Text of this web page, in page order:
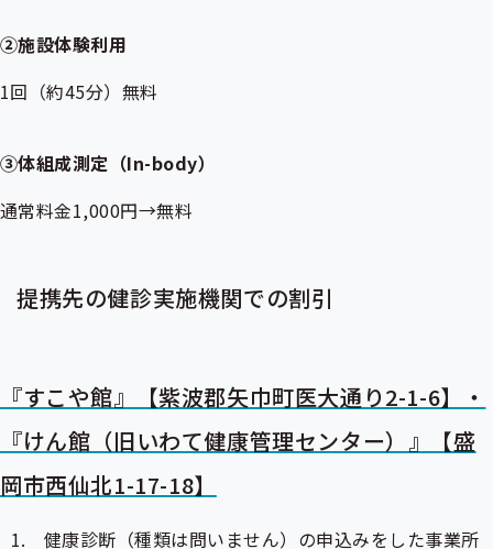
②施設体験利用
1回（約45分）無料
③体組成測定（In-body）
通常料金1,000円→無料
提携先の健診実施機関での割引
『すこや館』【紫波郡矢巾町医大通り2-1-6】・
『けん館（旧いわて健康管理センター）』【盛
岡市西仙北1-17-18】
健康診断（種類は問いません）の申込みをした事業所